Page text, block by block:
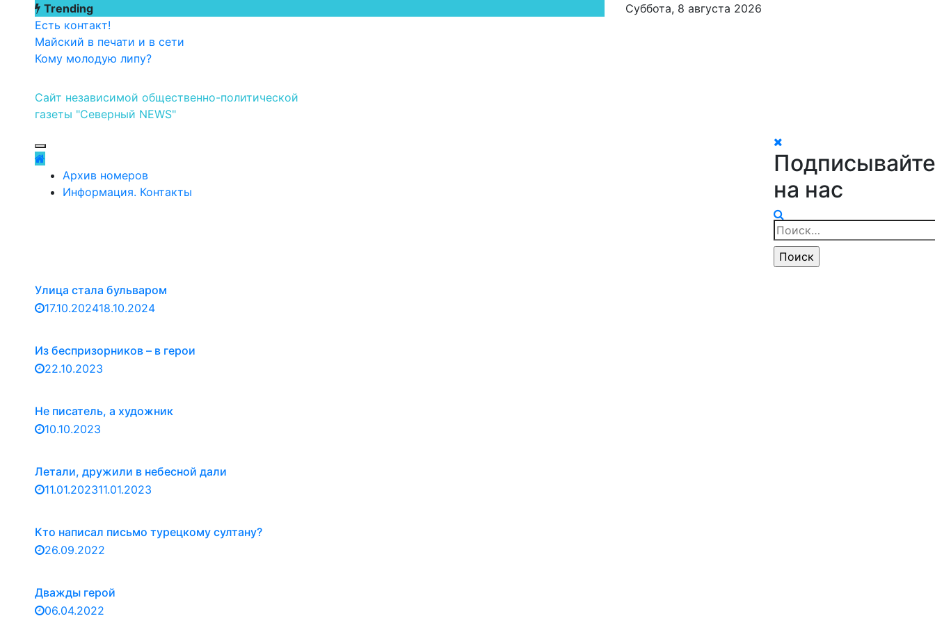
Перейти
содержимому
Trending
Есть контакт!
Майский в печати и в сети
Кому молодую липу?
Суббота, 8 августа 2026
Сайт независимой общественно-политической
газеты "Северный NEWS"
Архив номеров
Информация. Контакты
на нас
Найти:
Улица стала бульваром
17.10.202418.10.2024
Из беспризорников – в герои
22.10.2023
Не писатель, а художник
10.10.2023
Летали, дружили в небесной дали
11.01.202311.01.2023
Кто написал письмо турецкому султану?
26.09.2022
Дважды герой
06.04.2022